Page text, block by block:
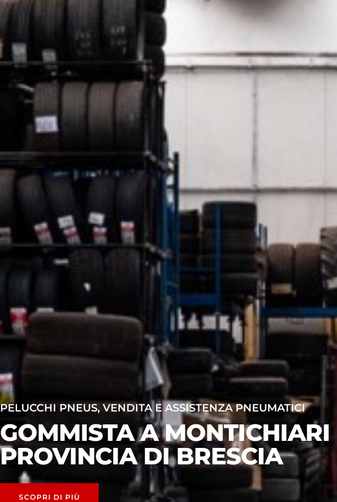
PELUCCHI PNEUS, VENDITA E ASSISTENZA PNEUMATICI
GOMMISTA A MONTICHIARI
PROVINCIA DI BRESCIA
SCOPRI DI PIÙ